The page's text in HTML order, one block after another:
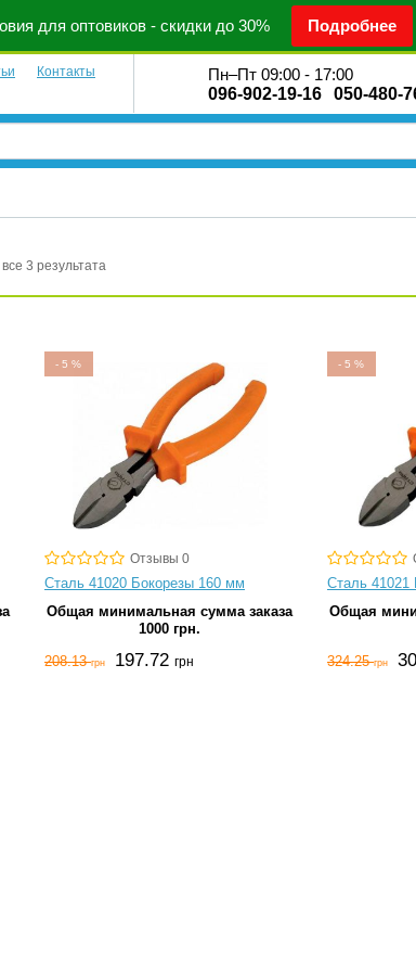
для оптовиков - скидки до 30% Подробнее
Контакты
Пн–Пт 09:00 - 17:00
096-902-19-16
050-480-
3 результата
-5%
Отзывы 0
Сталь 41020 Бокорезы 160 мм
Общая минимальная сумма заказа
1000 грн.
208.13грн 197.72 грн
-5%
Сталь 41021
Общая
324.25грн